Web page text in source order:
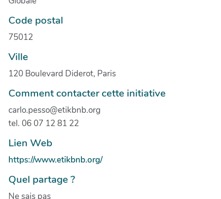
Code postal
75012
Ville
120 Boulevard Diderot, Paris
Comment contacter cette initiative
carlo.pesso@etikbnb.org
tel. 06 07 12 81 22
Lien Web
https://www.etikbnb.org/
Quel partage ?
Ne sais pas